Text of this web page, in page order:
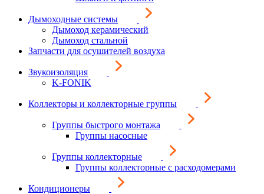
Дымоходные системы
Дымоход керамический
Дымоход стальной
Запчасти для осушителей воздуха
Звукоизоляция
K-FONIK
Коллекторы и коллекторные группы
Группы быстрого монтажа
Группы насосные
Группы коллекторные
Группы коллекторные с расходомерами
Кондиционеры